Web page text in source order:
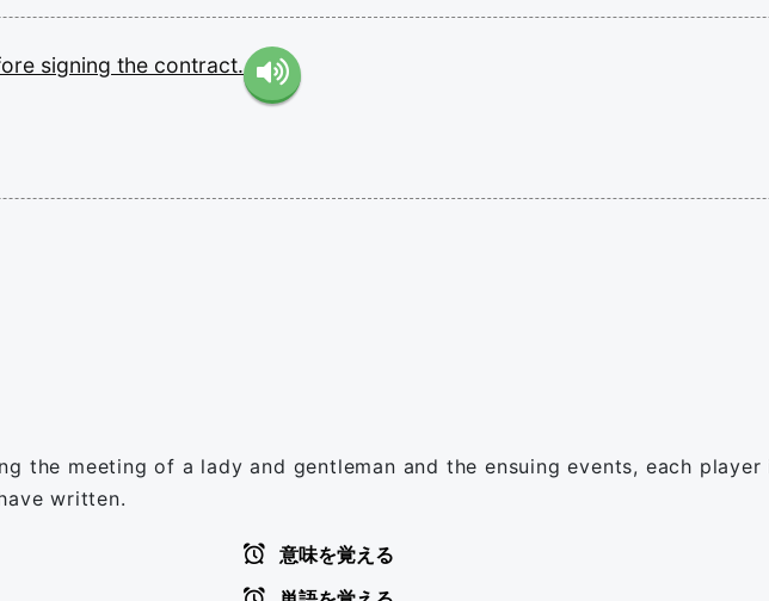
signing the contract.
the meeting of a lady and gentleman and the ensuing events, each
written.
意味を覚える